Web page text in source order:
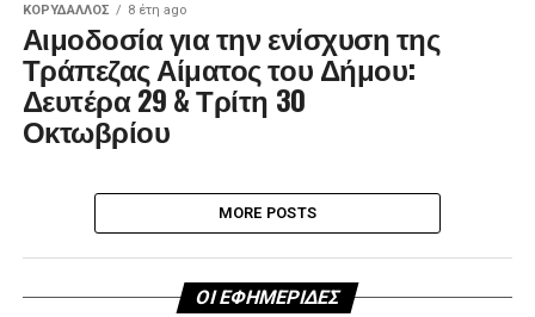
ΚΟΡΥΔΑΛΛΟΣ 8 έτη ago
Αιμοδοσία για την ενίσχυση της
Τράπεζας Αίματος του Δήμου:
Δευτέρα 29 & Τρίτη 30
Οκτωβρίου
MORE POSTS
ΟΙ ΕΦΗΜΕΡΙΔΕΣ